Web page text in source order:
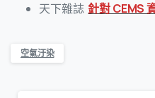
天下雜誌 針對 CEMS
空氣汙染